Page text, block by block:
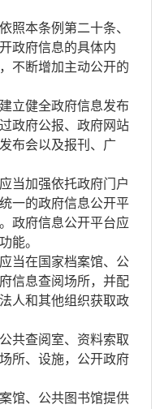
本条例第二十条、
政府信息的具体内
不断增加主动公开的
立健全政府信息发布
政府公报、政府网站
布会以及报刊、广
加强依托政府门户
一的政府信息公开平
政府信息公开平台应
能。
当在国家档案馆、公
信息查阅场所，并配
人和其他组织获取政
查阅室、资料索取
所、设施，公开政府
、公共图书馆提供